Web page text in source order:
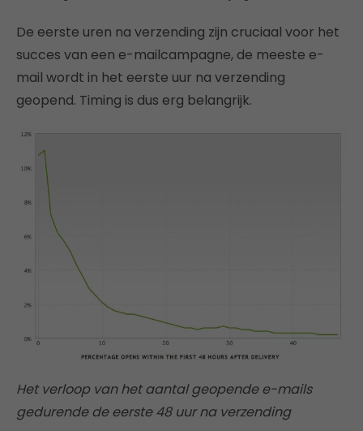
De eerste uren na verzending zijn cruciaal voor het
succes van een e-mailcampagne, de meeste e-
mail wordt in het eerste uur na verzending
geopend. Timing is dus erg belangrijk.
Het verloop van het aantal geopende e-mails
gedurende de eerste 48 uur na verzending